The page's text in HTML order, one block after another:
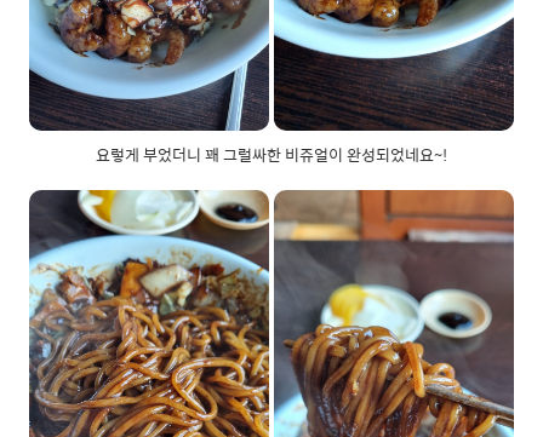
요렇게 부었더니 꽤 그럴싸한 비쥬얼이 완성되었네요~!